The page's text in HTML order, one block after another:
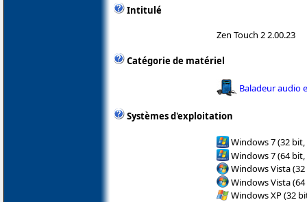
Intitulé
Zen Touch 2 2.00.23
Catégorie de matériel
Baladeur audio
Systèmes d'exploitation
Windows 7 (32 bit,
Windows 7 (64 bit,
Windows Vista
Windows Vista
Windows XP (32